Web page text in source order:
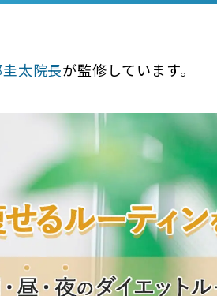
太院長が監修しています。